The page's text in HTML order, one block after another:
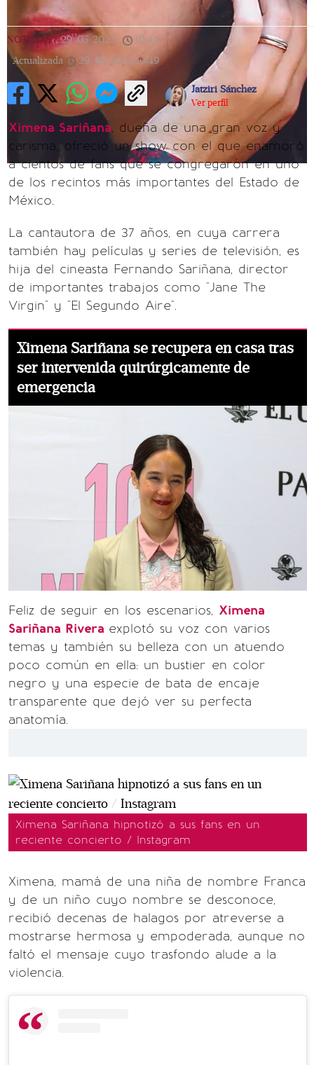
NOTICIAS | 29/05/2023 10:42
Actualizada
29/05/2023 10:49
Jatziri Sánchez
Ver perfil
Ximena Sariñana, dueña de una gran voz y
carisma, ofreció un show con el que enamoró
a cientos de fans que se congregaron en uno
de los recintos más importantes del Estado de
México.
La cantautora de 37 años, en cuya carrera
también hay películas y series de televisión, es
hija del cineasta Fernando Sariñana, director
de importantes trabajos como "Jane The
Virgin" y "El Segundo Aire".
Ximena Sariñana se recupera en casa tras
ser intervenida quirúrgicamente de
emergencia
Feliz de seguir en los escenarios, Ximena
Sariñana Rivera explotó su voz con varios
temas y también su belleza con un atuendo
poco común en ella: un bustier en color
negro y una especie de bata de encaje
transparente que dejó ver su perfecta
anatomía.
Ximena Sariñana hipnotizó a sus fans en un
reciente concierto / Instagram
Ximena, mamá de una niña de nombre Franca
y de un niño cuyo nombre se desconoce,
recibió decenas de halagos por atreverse a
mostrarse hermosa y empoderada, aunque no
faltó el mensaje cuyo trasfondo alude a la
violencia.